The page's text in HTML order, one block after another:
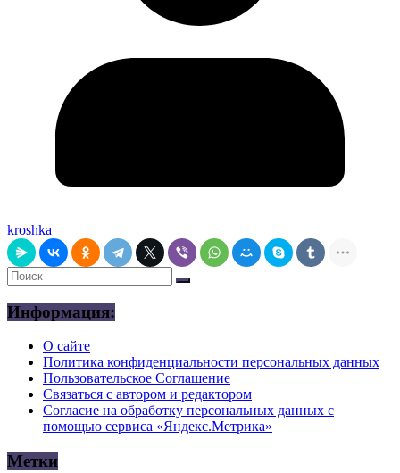
kroshka
Информация:
О сайте
Политика конфиденциальности персональных данных
Пользовательское Соглашение
Связаться с автором и редактором
Согласие на обработку персональных данных с
помощью сервиса «Яндекс.Метрика»
Метки